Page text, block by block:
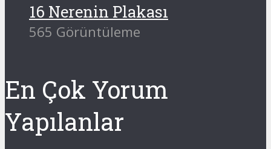
16 Nerenin Plakası
565 Görüntüleme
En Çok Yorum
Yapılanlar